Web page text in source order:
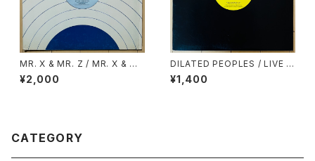
MR. X & MR. Z / MR. X & M
R. Z DRINK OLD GOLD
¥2,000
DILATED PEOPLES / LIVE O
N STAGE
¥1,400
CATEGORY